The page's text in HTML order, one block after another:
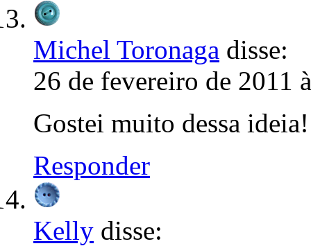
Michel Toronaga disse:
26 de fevereiro de 2011
Gostei muito dessa
Responder
Kelly disse: